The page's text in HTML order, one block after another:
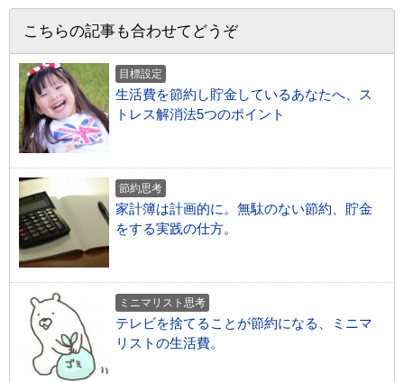
こちらの記事も合わせてどうぞ
目標設定
生活費を節約し貯金しているあなたへ、ス
トレス解消法5つのポイント
節約思考
家計簿は計画的に。無駄のない節約、貯金
をする実践の仕方。
ミニマリスト思考
テレビを捨てることが節約になる、ミニマ
リストの生活費。